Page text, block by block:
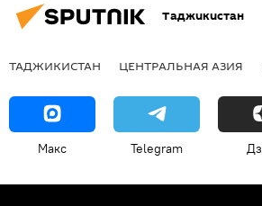
Таджикистан
ТАДЖИКИСТАН ЦЕНТРАЛЬНАЯ АЗИЯ
Макс Telegram